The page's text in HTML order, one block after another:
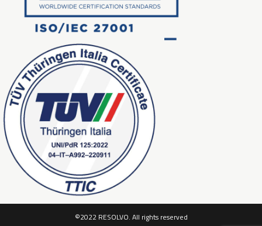
©2022 RESOLVO. All rights reserved